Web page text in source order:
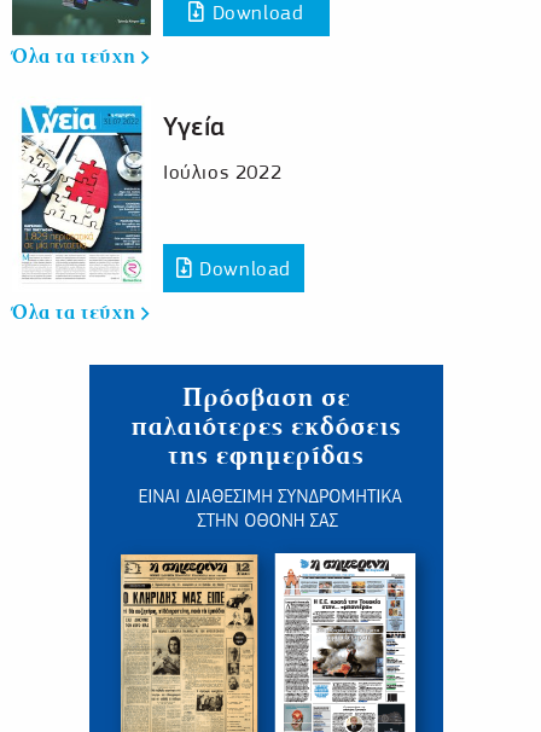
Download
Όλα τα τεύχη
Υγεία
Ιούλιος 2022
Download
Όλα τα τεύχη